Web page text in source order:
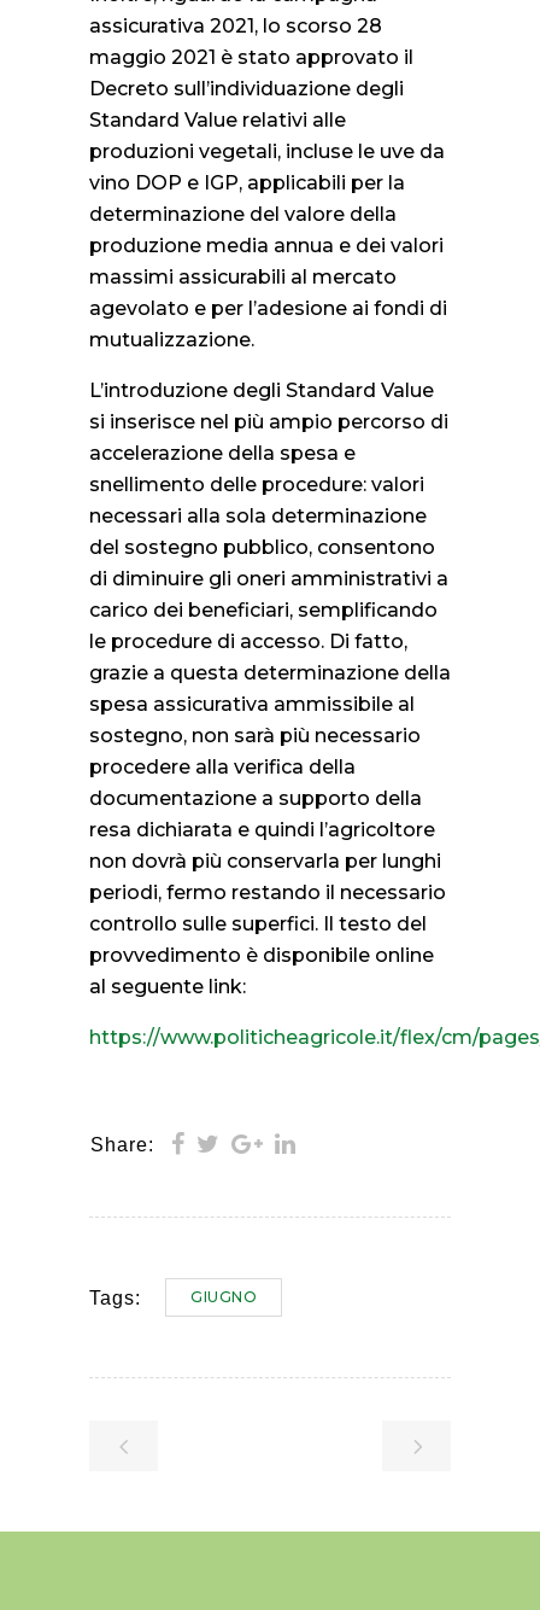
assicurativa 2021, lo scorso 28
maggio 2021 è stato approvato il
Decreto sull’individuazione degli
Standard Value relativi alle
produzioni vegetali, incluse le uve da
vino DOP e IGP, applicabili per la
determinazione del valore della
produzione media annua e dei valori
massimi assicurabili al mercato
agevolato e per l’adesione ai fondi di
mutualizzazione.
L’introduzione degli Standard Value
si inserisce nel più ampio percorso di
accelerazione della spesa e
snellimento delle procedure: valori
necessari alla sola determinazione
del sostegno pubblico, consentono
di diminuire gli oneri amministrativi a
carico dei beneficiari, semplificando
le procedure di accesso. Di fatto,
grazie a questa determinazione della
spesa assicurativa ammissibile al
sostegno, non sarà più necessario
procedere alla verifica della
documentazione a supporto della
resa dichiarata e quindi l’agricoltore
non dovrà più conservarla per lunghi
periodi, fermo restando il necessario
controllo sulle superfici. Il testo del
provvedimento è disponibile online
al seguente link:
https://www.politicheagricole.it/flex/cm/
Share:
Tags: GIUGNO